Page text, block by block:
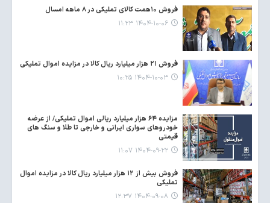
فروش ۱۰همت کالای تملیکی در ۸ ماهه امسال
۱۴۰۴-۱۰-۰۶ ۱۱:۲۳
فروش ۲۱ هزار میلیارد ریال کالا در مزایده اموال تملیکی
۱۴۰۴-۱۰-۰۳ ۱۰:۲۵
مزایده ۶۴ هزار میلیارد ریالی اموال تملیکی/ از عرضه
خودروهای سواری ایرانی و خارجی تا طلا و سنگ های
قیمتی
۱۴۰۴-۰۹-۲۲ ۱۱:۰۷
فروش بیش از ۱۲ هزار میلیارد ریال کالا در مزایده اموال
تملیکی
۱۴۰۴-۰۹-۰۸ ۱۲:۳۷